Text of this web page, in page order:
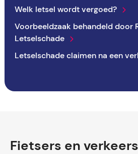
Welk letsel wordt vergoed?
Voorbeeldzaak behandeld door
Letselschade
Letselschade claimen na een
Fietsers en